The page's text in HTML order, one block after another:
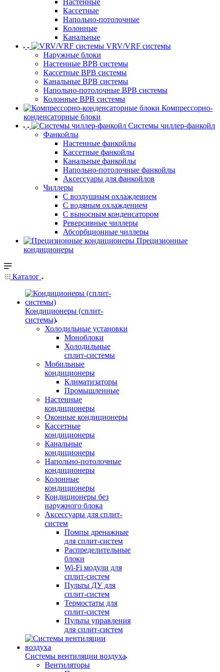
Настенные
Кассетные
Напольно-потолочные
Колонные
Канальные
VRV/VRF системы
Наружные блоки
Настенные ВРВ системы
Кассетные ВРВ системы
Канальные ВРВ системы
Напольно-потолочные ВРВ системы
Колонные ВРВ системы
Компрессорно-
конденсаторные блоки
Системы чиллер-фанкойл
Фанкойлы
Настенные фанкойлы
Кассетные фанкойлы
Канальные фанкойлы
Напольно-потолочные фанкойлы
Аксессуары для фанкойлов
Чиллеры
С воздушным охлаждением
С водяным охлаждением
С выносным конденсатором
Реверсивные чиллеры
Абсорбционные чиллеры
Прецизионные
кондиционеры
Каталог
Кондиционеры (сплит-
системы)
Холодильные установки
Моноблоки
Холодильные
сплит-системы
Мобильные
кондиционеры
Климатизаторы
Промышленные
Настенные
кондиционеры
Оконные кондиционеры
Кассетные
кондиционеры
Канальные
кондиционеры
Напольно-потолочные
кондиционеры
Колонные
кондиционеры
Кондиционеры без
наружного блока
Аксессуары для сплит-
систем
Помпы дренажные
для сплит-систем
Распределительные
блоки
Wi-Fi модули для
сплит-систем
Пульты ДУ для
сплит-систем
Термостаты для
сплит-систем
Пульты управления
для сплит-систем
Системы вентиляции воздуха
Вентиляторы